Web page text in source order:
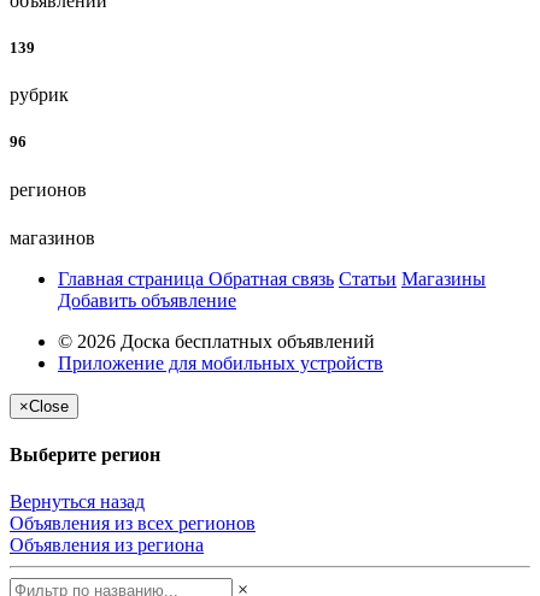
139
рубрик
96
регионов
магазинов
Главная страница Обратная связь Статьи Магазины
Добавить объявление
© 2026 Доска бесплатных объявлений
Приложение для мобильных устройств
×Close
Выберите регион
Вернуться назад
Объявления из всех регионов
Объявления из региона
×